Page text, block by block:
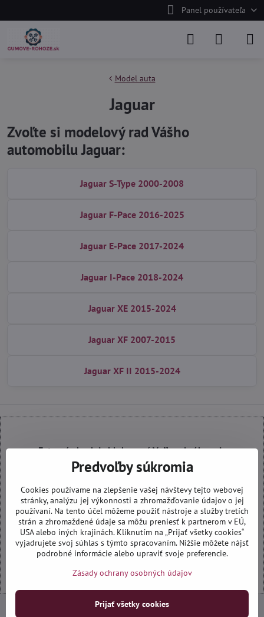
Panel používateľa
Model auta
Jaguar
Zvoľte si modelový rad Vášho
automobilu Jaguar:
Jaguar S-Type 2000-2008
Jaguar F-Pace 2016-2025
Jaguar E-Pace 2017-2024
Jaguar I-Pace 2018-2024
Jaguar XE 2015-2024
Jaguar XF 2007-2015
Jaguar XF II 2015-2024
Externý obsah je blokovaný Voľbami súkromia
Prajete si načítať externý obsah?
Povoliť tentokrát
Povoliť a zapamätať - súhlas s druhom cookie: Funkčné
Otvoriť obsah v novom okne
Predvoľby súkromia
Cookies používame na zlepšenie vašej návštevy tejto webovej
stránky, analýzu jej výkonnosti a zhromažďovanie údajov o jej
používaní. Na tento účel môžeme použiť nástroje a služby tretích
strán a zhromaždené údaje sa môžu preniesť k partnerom v EÚ,
USA alebo iných krajinách. Kliknutím na „Prijať všetky cookies“
vyjadrujete svoj súhlas s týmto spracovaním. Nižšie môžete nájsť
podrobné informácie alebo upraviť svoje preferencie.
Zásady ochrany osobných údajov
Prijať všetky cookies